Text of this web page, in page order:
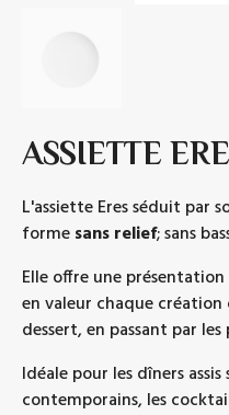
ASSIETTE
L'assiette Eres séduit par
formesans relief; sans
Elle offre une présentation
en valeur chaque
dessert, en passant par
Idéale pour les dîners
contemporains, les